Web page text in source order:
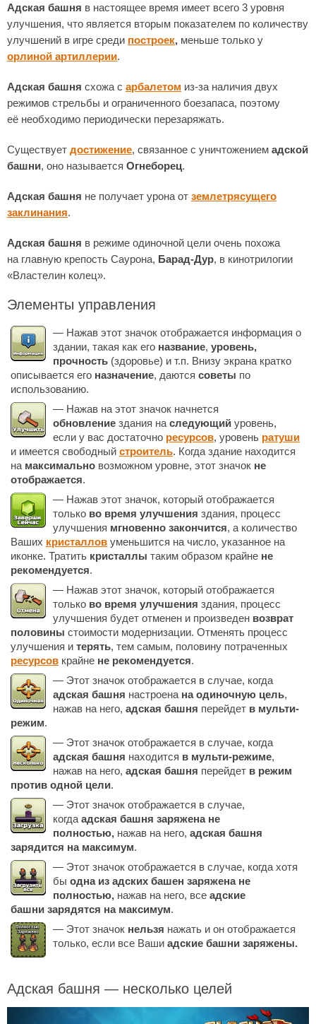
Адская башня в настоящее время имеет всего 3 уровня
улучшения, что является вторым показателем по количеству
улучшений в игре среди построек, меньше только у
орлиной артиллерии.
Адская башня схожа с арбалетом из-за наличия двух
режимов стрельбы и ограниченного боезапаса, поэтому
её необходимо периодически перезаряжать.
Существует достижение, связанное с уничтожением адской
башни, оно называется Огнеборец.
Адская башня не получает урона от землетрясущего
заклинания.
Адская башня в режиме одиночной цели очень похожа
на главную крепость Саурона, Барад-Дур, в кинотрилогии
«Властелин колец».
Элементы управления
— Нажав этот значок отображается информация о
здании, такая как его название, уровень,
прочность (здоровье) и т.п. Внизу экрана кратко
описывается его назначение, даются советы по
использованию.
— Нажав на этот значок начнется
обновление здания на следующий уровень,
если у вас достаточно ресурсов, уровень ратуши
и имеется свободный строитель. Когда здание находится
на максимально возможном уровне, этот значок не
отображается.
— Нажав этот значок, который отображается
только во время улучшения здания, процесс
улучшения мгновенно закончится, а количество
Ваших кристаллов уменьшится на число, указанное на
иконке. Тратить кристаллы таким образом крайне не
рекомендуется.
— Нажав этот значок, который отображается
только во время улучшения здания, процесс
улучшения будет отменен и произведен возврат
половины стоимости модернизации. Отменять процесс
улучшения и терять, тем самым, половину потраченных
ресурсов крайне не рекомендуется.
— Этот значок отображается в случае, когда
адская башня настроена на одиночную цель,
нажав на него, адская башня перейдет в мульти-
режим.
— Этот значок отображается в случае, когда
адская башня находится в мульти-режиме,
нажав на него, адская башня перейдет в режим
против одной цели.
— Этот значок отображается в случае,
когда адская башня заряжена не
полностью, нажав на него, адская башня
зарядится на максимум.
— Этот значок отображается в случае, когда хотя
бы одна из адских башен заряжена не
полностью, нажав на него, все адские
башни зарядятся на максимум.
— Этот значок нельзя нажать и он отображается
только, если все Ваши адские башни заряжены.
Адская башня — несколько целей